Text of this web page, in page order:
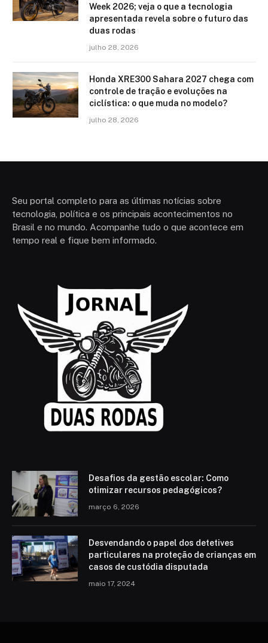
Week 2026; veja o que a tecnologia
apresentada revela sobre o futuro das
duas rodas
julho 28, 2026
Honda XRE300 Sahara 2027 chega com
controle de tração e evoluções na
ciclística: o que muda no modelo?
julho 28, 2026
Seu portal completo para as últimas notícias sobre
tecnologia, política e os principais acontecimentos no
Brasil e no mundo. Acompanhe tudo o que acontece em
tempo real e fique bem informado.
Desafios da gestão escolar: Como
otimizar recursos pedagógicos?
março 6, 2026
Desvendando o papel dos detetives
particulares na proteção de crianças em
casos de custódia disputada
maio 17, 2024